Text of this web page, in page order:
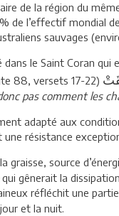
de la région du
de l’effectif mondial
sauvages
le Saint Coran
88, versets 17-22)
pas comment les
adapté aux
résistance
graisse, source
gênerait la
réfléchit une
et la nuit.